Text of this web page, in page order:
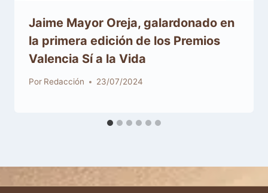
Jaime Mayor Oreja, galardonado en
la primera edición de los Premios
Valencia Sí a la Vida
Por Redacción 23/07/2024